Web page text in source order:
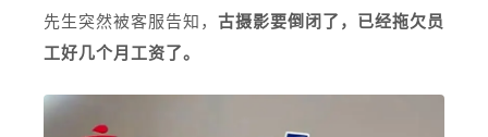
先生突然被客服告知， 古摄影要倒闭了，已经拖欠员
工好几个月工资了。